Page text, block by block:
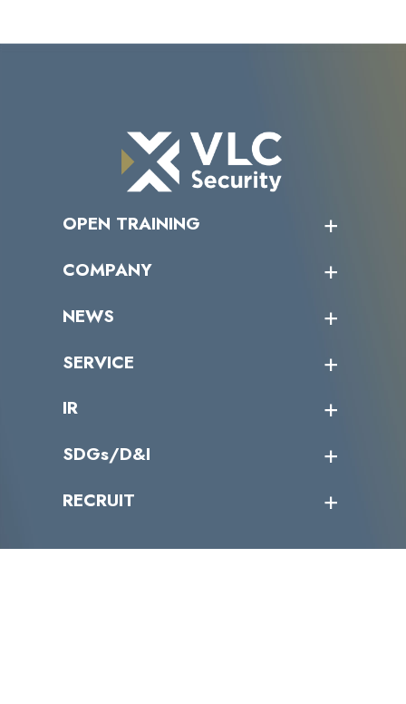
OPEN TRAINING
受講者の声
COMPANY
トップメッセージ
ミッション／ビジョン
パートナー企業一覧
NEWS
サイバーニュース
SERVICE
カテゴリー別サービス一覧
IR
IRカレンダー
IRライブラリー
株式情報
SDGs/D&I
当グループのマテリアリティ
SDGs推進体制
RECRUIT
募集職種一覧